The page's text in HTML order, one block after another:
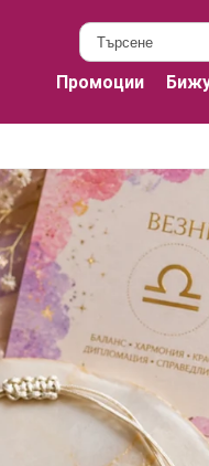
Промоции